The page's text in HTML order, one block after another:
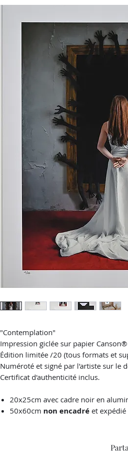
"Contemplation"
Impression giclée sur papier
Édition limitée /20 (tous formats et
Numéroté et signé par l'artiste sur le
Certificat d'authenticité inclus.
20x25cm avec cadre noir en
50x60cm non encadré et